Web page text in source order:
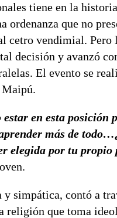
tiene en la
ordenanza que no
cetro vendimial. Pero
decisión y avanzó
El evento se
estar en esta posición
más de
elegida por tu
y simpática, contó a
religión que toma